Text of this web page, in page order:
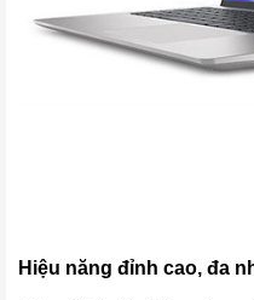
Hiệu năng đỉnh cao, đa